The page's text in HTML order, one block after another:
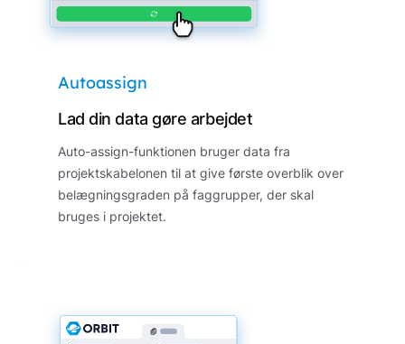
Autoassign
Lad din data gøre arbejdet
Auto-assign-funktionen bruger data fra
projektskabelonen til at give første overblik over
belægningsgraden på faggrupper, der skal
bruges i projektet.